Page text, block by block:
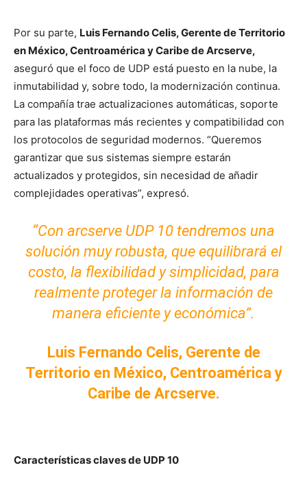
Por su parte, Luis Fernando Celis, Gerente de Territorio
en México, Centroamérica y Caribe de Arcserve,
aseguró que el foco de UDP está puesto en la nube, la
inmutabilidad y, sobre todo, la modernización continua.
La compañía trae actualizaciones automáticas, soporte
para las plataformas más recientes y compatibilidad con
los protocolos de seguridad modernos. “Queremos
garantizar que sus sistemas siempre estarán
actualizados y protegidos, sin necesidad de añadir
complejidades operativas”, expresó.
“Con arcserve UDP 10 tendremos una
solución muy robusta, que equilibrará el
costo, la flexibilidad y simplicidad, para
realmente proteger la información de
manera eficiente y económica”.
Luis Fernando Celis, Gerente de
Territorio en México, Centroamérica y
Caribe de Arcserve.
Características claves de UDP 10